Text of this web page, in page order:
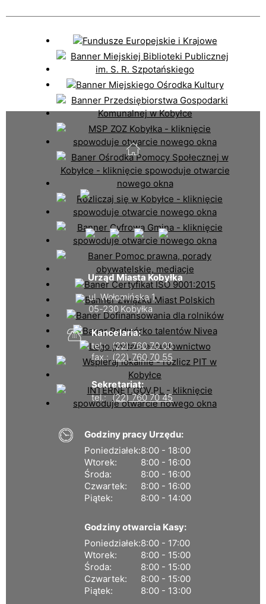
Urząd Miasta Kobyłka
ul. Wołomińska 1,
05-230 Kobyłka
Kancelaria:
tel.: (22) 760 70 00
fax.: (22) 760 70 55
Sekretariat:
tel.: (22) 760 70 45
Godziny pracy Urzędu:
Poniedziałek:8:00 - 18:00
Wtorek:
8:00 - 16:00
Środa:
8:00 - 16:00
Czwartek:
8:00 - 16:00
Piątek:
8:00 - 14:00
Godziny otwarcia Kasy:
Poniedziałek:8:00 - 17:00
Wtorek:
8:00 - 15:00
Środa:
8:00 - 15:00
Czwartek:
8:00 - 15:00
Piątek:
8:00 - 13:00